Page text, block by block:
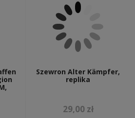
Szewron Alter Kämpfer,
replika
29,00 zł